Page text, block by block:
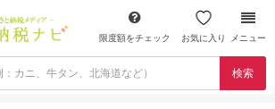
限度額をチェック お気に入り メニュー
検索